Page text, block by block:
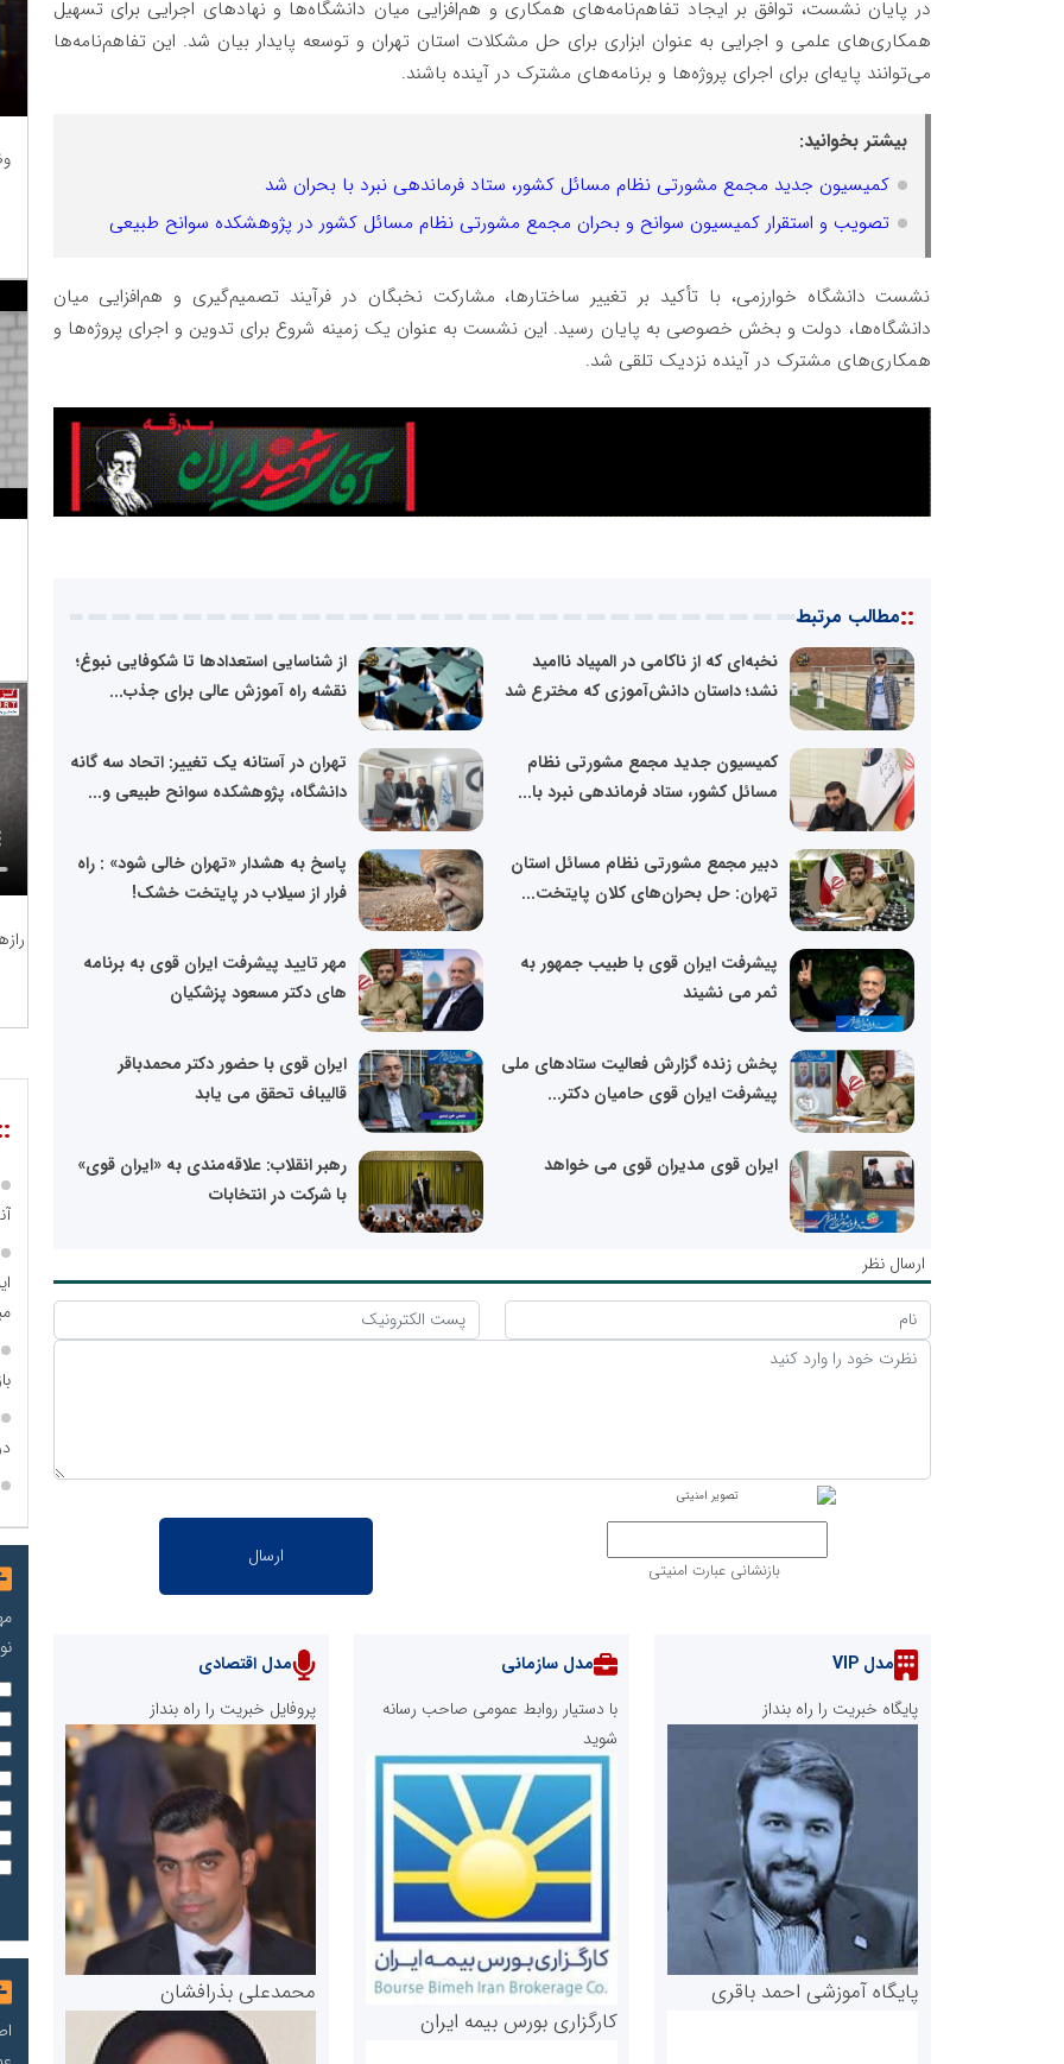
در پایان نشست، توافق بر ایجاد تفاهم‌نامه‌های همکاری و هم‌افزایی میان دانشگاه‌ها و نهادهای اجرایی برای تسهیل
همکاری‌های علمی و اجرایی به عنوان ابزاری برای حل مشکلات استان تهران و توسعه پایدار بیان شد. این تفاهم‌نامه‌ها
می‌توانند پایه‌ای برای اجرای پروژه‌ها و برنامه‌های مشترک در آینده باشند.
بیشتر بخوانید:
کمیسیون جدید مجمع مشورتی نظام مسائل کشور، ستاد فرماندهی نبرد با بحران شد
تصویب و استقرار کمیسیون سوانح و بحران مجمع مشورتی نظام مسائل کشور در پژوهشکده سوانح طبیعی
نشست دانشگاه خوارزمی، با تأکید بر تغییر ساختارها، مشارکت نخبگان در فرآیند تصمیم‌گیری و هم‌افزایی میان
دانشگاه‌ها، دولت و بخش خصوصی به پایان رسید. این نشست به عنوان یک زمینه شروع برای تدوین و اجرای پروژه‌ها و
همکاری‌های مشترک در آینده نزدیک تلقی شد.
::مطالب مرتبط
نخبه‌ای که از ناکامی در المپیاد ناامید
نشد؛ داستان دانش‌آموزی که مخترع شد
از شناسایی استعدادها تا شکوفایی نبوغ؛
نقشه راه آموزش عالی برای جذب...
کمیسیون جدید مجمع مشورتی نظام
مسائل کشور، ستاد فرماندهی نبرد با...
تهران در آستانه یک تغییر: اتحاد سه گانه
دانشگاه، پژوهشکده سوانح طبیعی و...
دبیر مجمع مشورتی نظام مسائل استان
تهران: حل بحران‌های کلان پایتخت...
پاسخ به هشدار «تهران خالی شود» : راه
فرار از سیلاب در پایتخت خشک!
پیشرفت ایران قوی با طبیب جمهور به
ثمر می نشیند
مهر تایید پیشرفت ایران قوی به برنامه
های دکتر مسعود پزشکیان
پخش زنده گزارش فعالیت ستادهای ملی
پیشرفت ایران قوی حامیان دکتر...
ایران قوی با حضور دکتر محمدباقر
قالیباف تحقق می یابد
ایران قوی مدیران قوی می خواهد
رهبر انقلاب: علاقه‌مندی به «ایران قوی»
با شرکت در انتخابات
ارسال نظر
بازنشانی عبارت امنیتی
مدل VIP
پایگاه خبریت را راه بنداز
پایگاه آموزشی احمد باقری
مدل سازمانی
با دستیار روابط عمومی صاحب رسانه
شوید
کارگزاری بورس بیمه ایران
مدل اقتصادی
پروفایل خبریت را راه بنداز
محمدعلی بذرافشان